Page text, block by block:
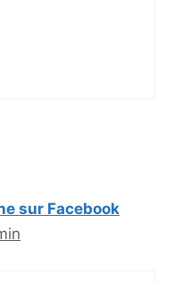
sur Facebook